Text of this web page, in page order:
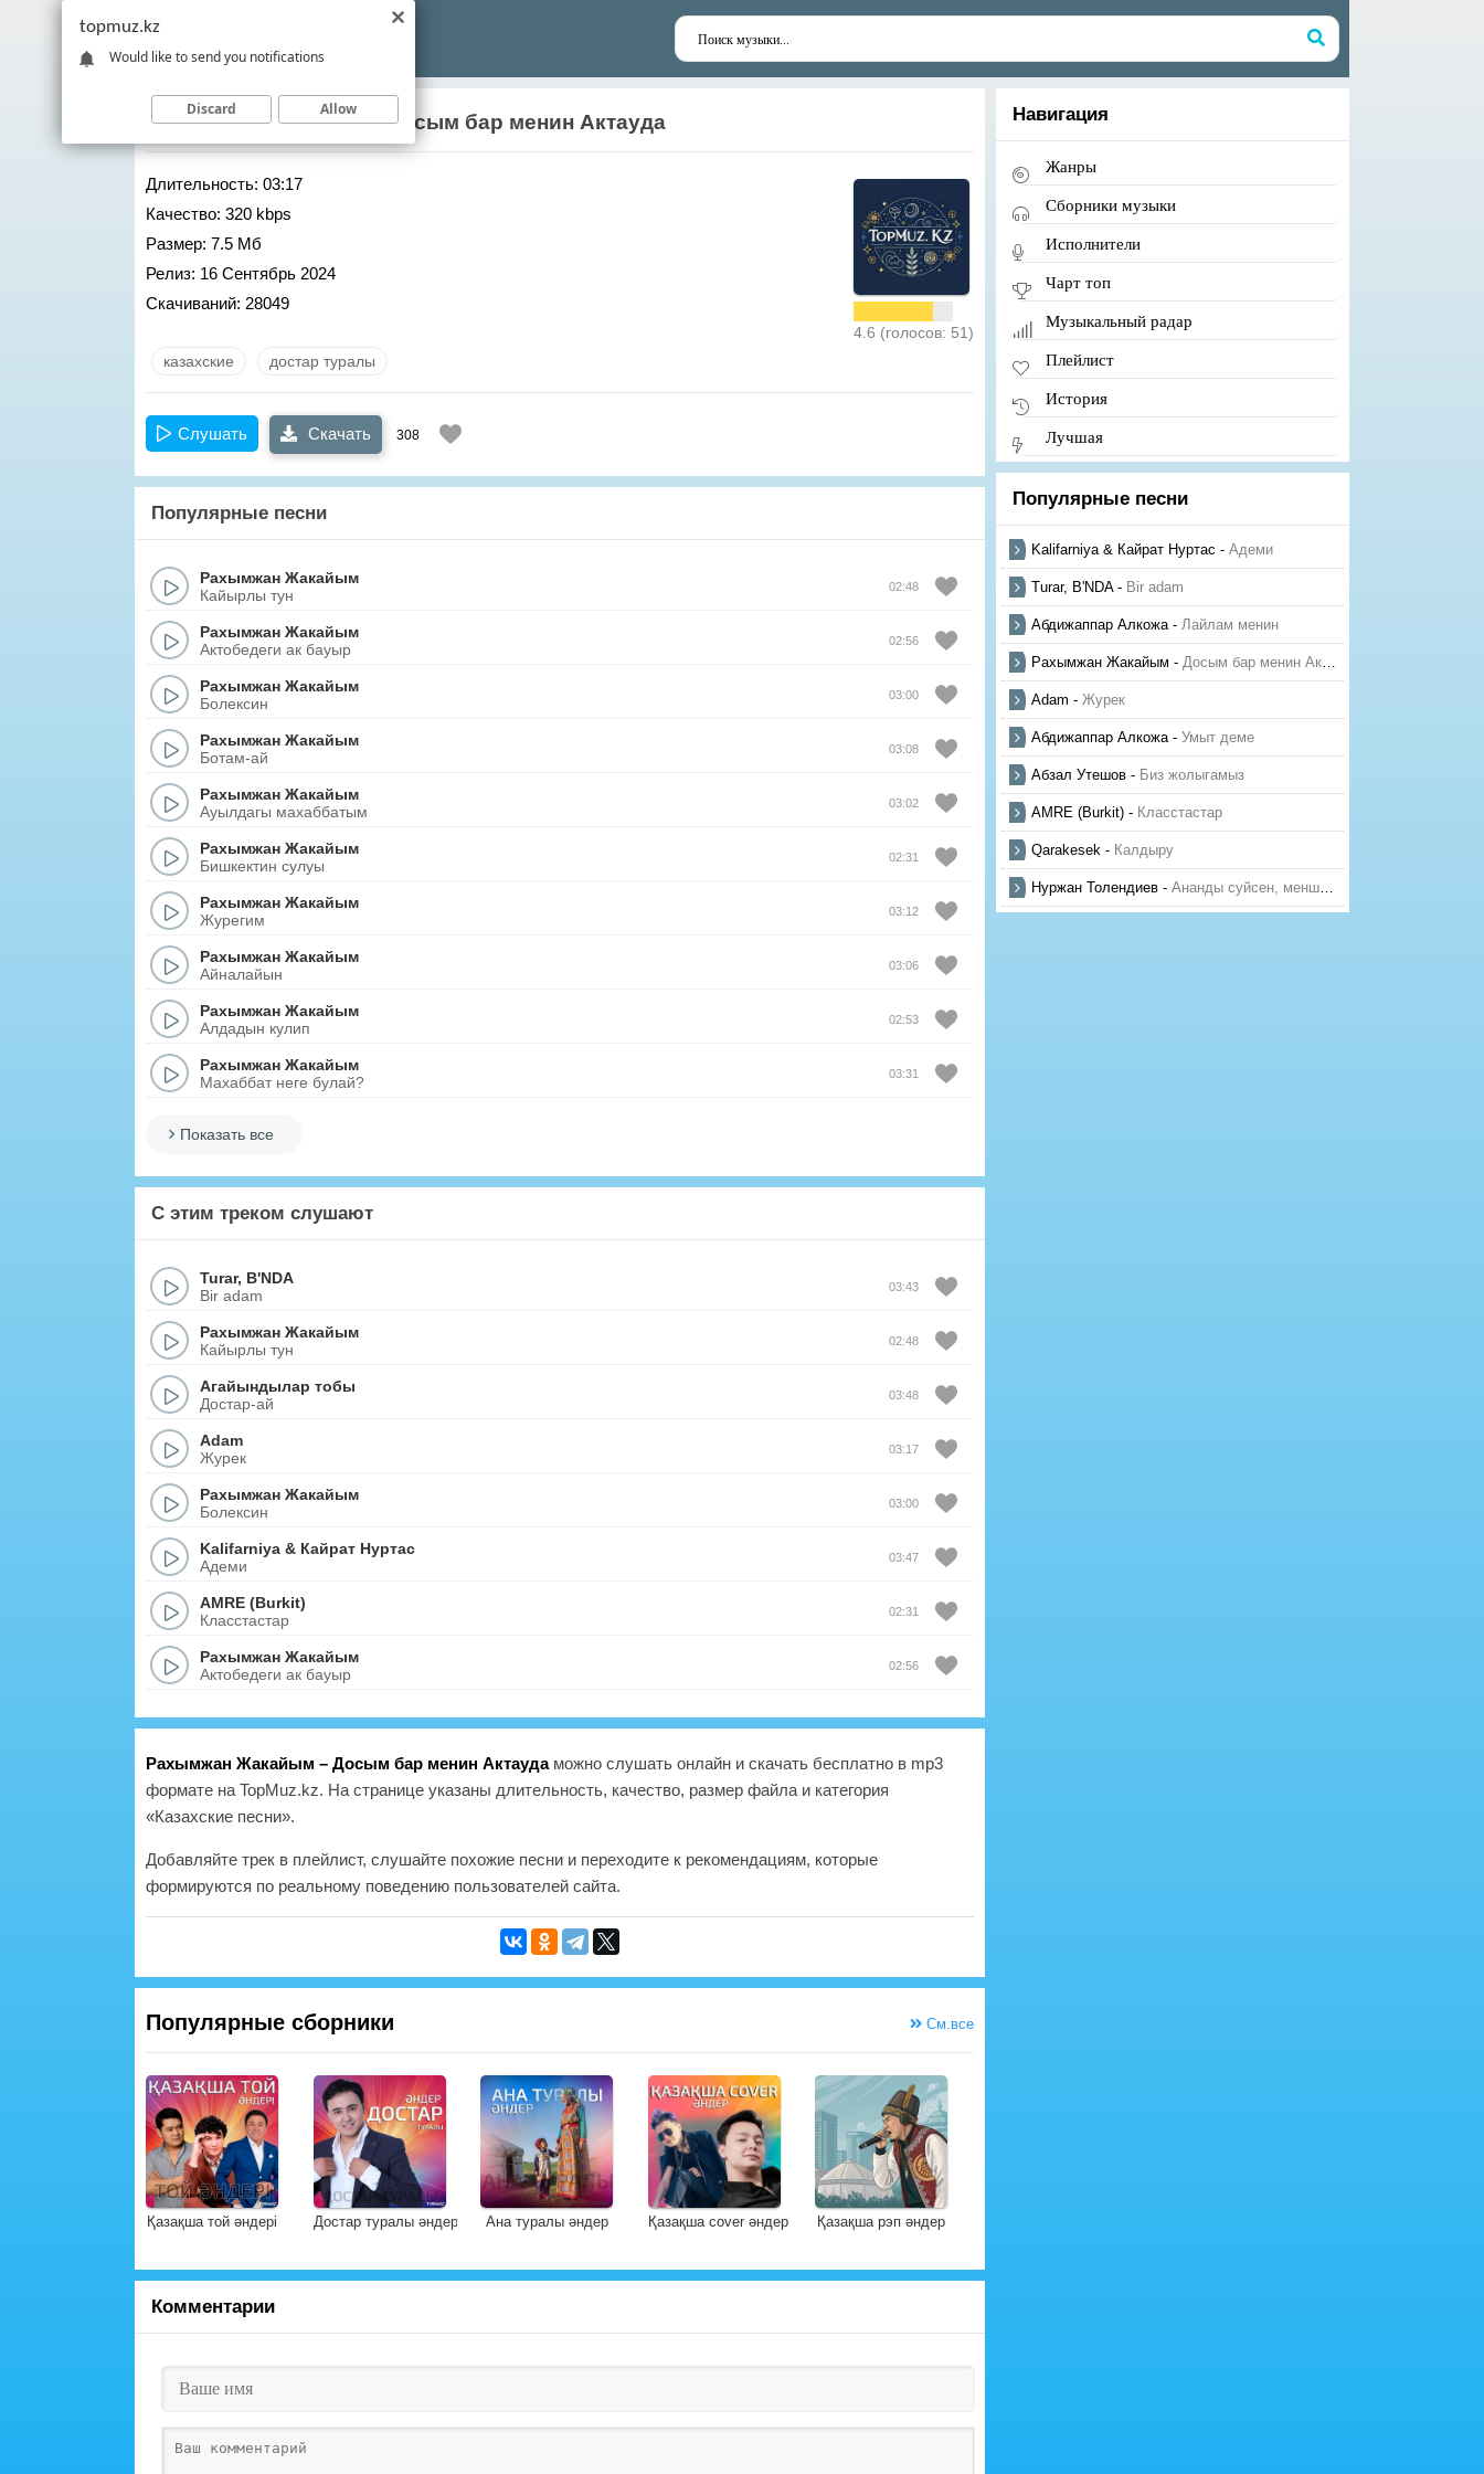
Рахымжан Жакайым– Досым бар менин Актауда
Длительность: 03:17
Качество: 320 kbps
Размер: 7.5 Мб
Релиз: 16 Сентябрь 2024
Скачиваний: 28049
4.6 (голосов: 51)
казахские достар туралы
Слушать Скачать 308
Популярные песни
Рахымжан Жакайым
Кайырлы тун
02:48
Рахымжан Жакайым
Актобедеги ак бауыр
02:56
Рахымжан Жакайым
Болексин
03:00
Рахымжан Жакайым
Ботам-ай
03:08
Рахымжан Жакайым
Ауылдагы махаббатым
03:02
Рахымжан Жакайым
Бишкектин сулуы
02:31
Рахымжан Жакайым
Журегим
03:12
Рахымжан Жакайым
Айналайын
03:06
Рахымжан Жакайым
Алдадын кулип
02:53
Рахымжан Жакайым
Махаббат неге булай?
03:31
Показать все
С этим треком слушают
Turar, B'NDA
Bir adam
03:43
Рахымжан Жакайым
Кайырлы тун
02:48
Агайындылар тобы
Достар-ай
03:48
Adam
Журек
03:17
Рахымжан Жакайым
Болексин
03:00
Kalifarniya & Кайрат Нуртас
Адеми
03:47
AMRE (Burkit)
Класстастар
02:31
Рахымжан Жакайым
Актобедеги ак бауыр
02:56
Рахымжан Жакайым – Досым бар менин Актаудаможно слушать онлайн и скачать бесплатно в mp3
формате на TopMuz.kz. На странице указаны длительность, качество, размер файла и категория
«Казахские песни».
Добавляйте трек в плейлист, слушайте похожие песни и переходите к рекомендациям, которые
формируются по реальному поведению пользователей сайта.
Популярные сборники См.все
Қазақша той әндері Достар туралы әндер Ана туралы әндер Қазақша cover әндер Қазақша рэп әндер
Комментарии
Навигация
Жанры
Сборники музыки
Исполнители
Чарт топ
Музыкальный радар
Плейлист
История
Лучшая
Популярные песни
Kalifarniya & Кайрат Нуртас - Адеми
Turar, B'NDA- Bir adam
Абдижаппар Алкожа- Лайлам менин
Рахымжан Жакайым - Досым бар менин Актауда
Adam - Журек
Абдижаппар Алкожа- Умыт деме
Абзал Утешов - Биз жолыгамыз
AMRE (Burkit) - Класстастар
Qarakesek - Калдыру
Нуржан Толендиев - Ананды суйсен, менше суй
topmuz.kz
Would like to send you notifications
Discard Allow